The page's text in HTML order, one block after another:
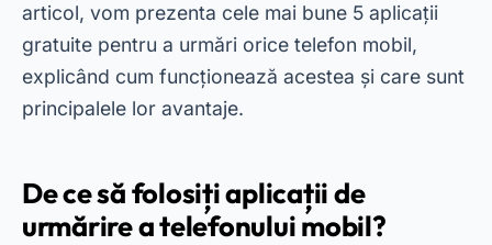
articol, vom prezenta cele mai bune 5 aplicații
gratuite pentru a urmări orice telefon mobil,
explicând cum funcționează acestea și care sunt
principalele lor avantaje.
De ce să folosiți aplicații de
urmărire a telefonului mobil?